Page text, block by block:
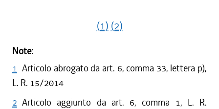
(1) (2)
Note:
1 Articolo abrogato da art. 6, comma 33, lettera p),
L. R. 15/2014
2 Articolo aggiunto da art. 6, comma 1, L. R.